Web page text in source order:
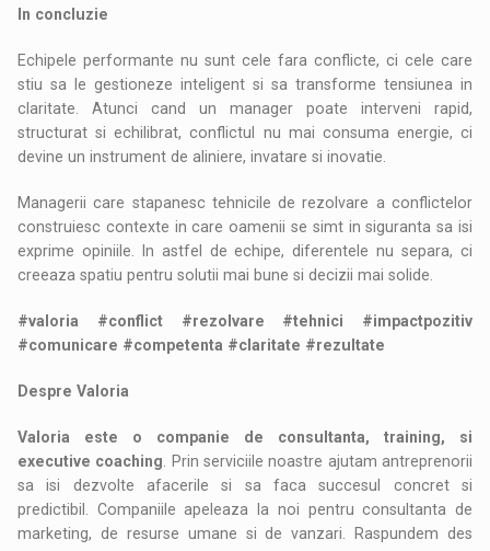
In concluzie
Echipele performante nu sunt cele fara conflicte, ci cele care
stiu sa le gestioneze inteligent si sa transforme tensiunea in
claritate. Atunci cand un manager poate interveni rapid,
structurat si echilibrat, conflictul nu mai consuma energie, ci
devine un instrument de aliniere, invatare si inovatie.
Managerii care stapanesc tehnicile de rezolvare a conflictelor
construiesc contexte in care oamenii se simt in siguranta sa isi
exprime opiniile. In astfel de echipe, diferentele nu separa, ci
creeaza spatiu pentru solutii mai bune si decizii mai solide.
#valoria #conflict #rezolvare #tehnici #impactpozitiv
#comunicare #competenta #claritate #rezultate
Despre Valoria
Valoria este o companie de consultanta, training, si
executive coaching. Prin serviciile noastre ajutam antreprenorii
sa isi dezvolte afacerile si sa faca succesul concret si
predictibil. Companiile apeleaza la noi pentru consultanta de
marketing, de resurse umane si de vanzari. Raspundem des